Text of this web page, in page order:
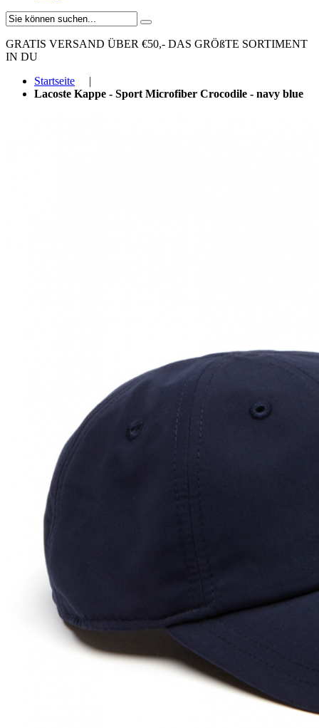
GRATIS VERSAND ÜBER €50,- DAS GRÖßTE SORTIMENT
IN DU
Startseite
|
Lacoste Kappe - Sport Microfiber Crocodile - navy blue